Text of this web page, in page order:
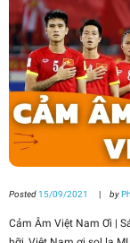
Posted 15/09/2021 by
Cảm Âm Việt Nam Ơi |